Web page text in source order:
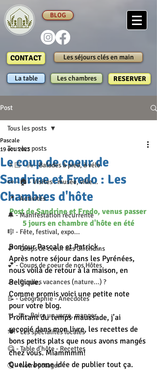
BLOG
CONTACT
La table
Les séjours clés en main
Les chambres RESERVER
Post
Tous les posts
🚶🏻 - 🚴 - Balades à pied, à vélo
👀 - 🏠 - Visites : musée, ville...
📍 - Activités
🔔 - Manifestation récurrente
🎼 - Fête, festival, expo...
💕 - Coups de coeur des Girondins
💕 - Coups de coeur de nos Hôtes
🔎 - Quelles vacances (nature...) ?
📝 - Géographie - Anecdotes
🍴 -🍺 - Boire un verre, manger
🍽 - Les spécialités locales
😋 - Table d'hôte - Recettes
🌎 - Notre potager
Tous les posts
Le coup de coeur de
Sandrine et Fredo : Les
Chambres d'hôte
Pascale
19 oct. 2023
Post de Sandrine et Fredo, venus passer
5 jours en chambre d'hôte en été
Bonjour Pascale et Patrick,
Après notre séjour dans les Pyrénées,
nous voilà de retour à la maison, en
Belgique.
Comme promis voici une petite note
pour votre blog.
Profitant du temps maussade, j’ai
recopié dans mon livre, les recettes de
bons petits plats que nous avons mangés
chez vous. Miammmm!
Quelle bonne idée de publier tout ça.